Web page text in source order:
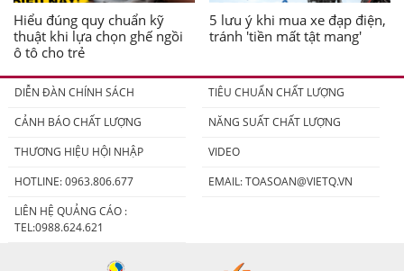
Hiểu đúng quy chuẩn kỹ
thuật khi lựa chọn ghế ngồi
ô tô cho trẻ
5 lưu ý khi mua xe đạp điện,
tránh 'tiền mất tật mang'
DIỄN ĐÀN CHÍNH SÁCH
TIÊU CHUẨN CHẤT LƯỢNG
CẢNH BÁO CHẤT LƯỢNG
NĂNG SUẤT CHẤT LƯỢNG
THƯƠNG HIỆU HỘI NHẬP
VIDEO
HOTLINE: 0963.806.677
EMAIL:TOASOAN@VIETQ.VN
LIÊN HỆ QUẢNG CÁO :
TEL:0988.624.621